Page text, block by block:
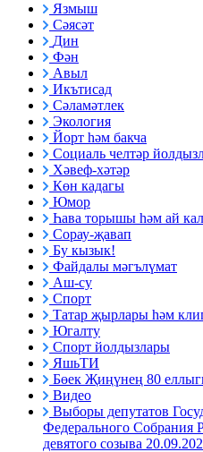
Язмыш
Сәясәт
Дин
Фән
Авыл
Икътисад
Сәламәтлек
Экология
Йорт һәм бакча
Социаль челтәр
Хәвеф-хәтәр
Көн кадагы
Юмор
Һава торышы һәм ай
Сорау-җавап
Бу кызык!
Файдалы мәгълүмат
Аш-су
Спорт
Татар җырлары һәм
Югалту
Спорт йолдызлары
ЯшьТИ
Бөек Җиңүнең 80
Видео
Выборы депутатов
Федерального Собрания
девятого созыва